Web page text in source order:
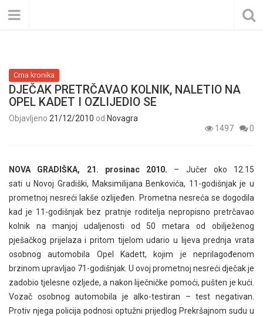
Crna kronika
DJEČAK PRETRČAVAO KOLNIK, NALETIO NA
OPEL KADET I OZLIJEDIO SE
Objavljeno 21/12/2010 od Novagra
1497
0
NOVA GRADIŠKA, 21. prosinac 2010. – Jučer oko 12.15
sati u Novoj Gradiški, Maksimilijana Benkovića, 11-godišnjak je u
prometnoj nesreći lakše ozlijeđen. Prometna nesreća se dogodila
kad je 11-godišnjak bez pratnje roditelja nepropisno pretrčavao
kolnik na manjoj udaljenosti od 50 metara od obilježenog
pješačkog prijelaza i pritom tijelom udario u lijeva prednja vrata
osobnog automobila Opel Kadett, kojim je neprilagođenom
brzinom upravljao 71-godišnjak. U ovoj prometnoj nesreći dječak je
zadobio tjelesne ozljede, a nakon liječničke pomoći, pušten je kući.
Vozač osobnog automobila je alko-testiran – test negativan.
Protiv njega policija podnosi optužni prijedlog Prekršajnom sudu u